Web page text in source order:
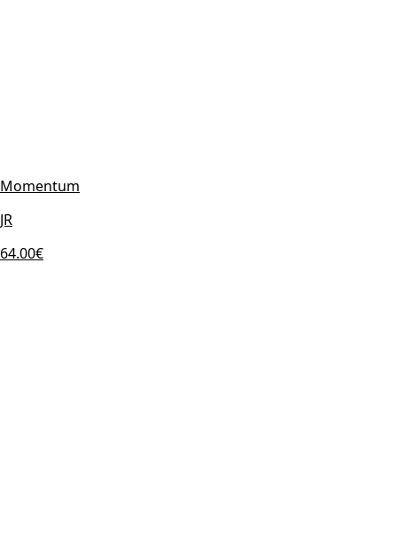
Momentum
JR
64.00€